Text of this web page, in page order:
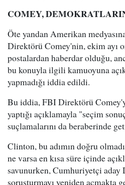
COMEY,
Öte yandan Amerikan
Direktörü Comey'nin, ekim ayı
postalardan haberdar olduğu,
bu konuyla ilgili kamuoyuna
yapmadığı iddia edildi.
Bu iddia, FBI Direktörü
yaptığı açıklamayla "seçim
suçlamalarını da beraberinde
Clinton, bu adımın doğru
ne varsa en kısa süre içinde
savunurken, Cumhuriyetçi aday
soruşturmayı yeniden açmakta